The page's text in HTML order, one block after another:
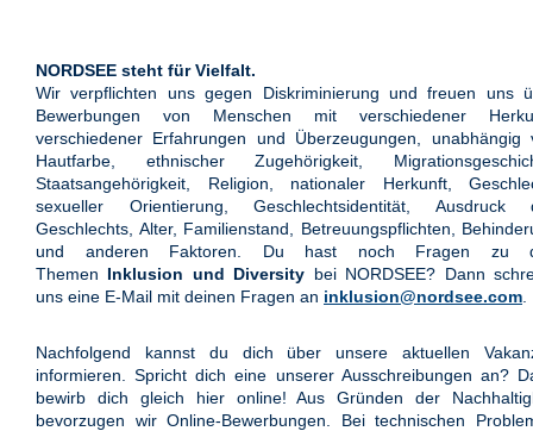
NORDSEE steht für Vielfalt.
Wir verpflichten uns gegen Diskriminierung und freuen uns
Bewerbungen von Menschen mit verschiedener
verschiedener Erfahrungen und Überzeugungen, unabhängig
Hautfarbe, ethnischer Zugehörigkeit,
Staatsangehörigkeit, Religion, nationaler Herkunft,
sexueller Orientierung, Geschlechtsidentität, Ausdruck
Geschlechts, Alter, Familienstand, Betreuungspflichten,
und anderen Faktoren. Du hast noch Fragen zu
Themen Inklusion und Diversity bei NORDSEE? Dann
uns eine E-Mail mit deinen Fragen an inklusion@nordsee.com
Nachfolgend kannst du dich über unsere aktuellen
informieren. Spricht dich eine unserer Ausschreibungen an?
bewirb dich gleich hier online! Aus Gründen der
bevorzugen wir Online-Bewerbungen. Bei technischen